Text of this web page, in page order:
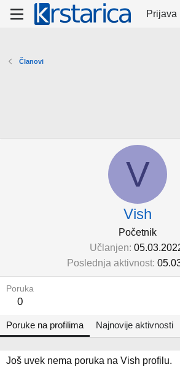
Prijava
Članovi
V
Vish
Početnik
Učlanjen
Poslednja aktivnost
Poruka
0
Poruke na profilima Najnovije aktivnosti
Još uvek nema poruka na Vish profilu.